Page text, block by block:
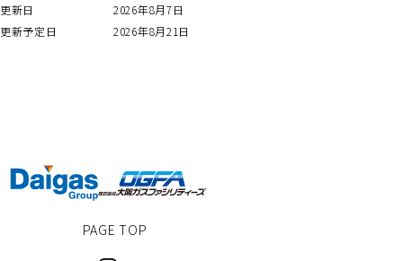
更新日
2026年8月7日
更新予定日
2026年8月21日
PAGE TOP